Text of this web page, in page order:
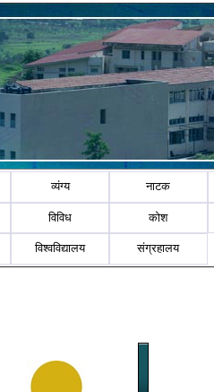
व्यंग्य नाटक
विविध कोश
विश्वविद्यालय संग्रहालय